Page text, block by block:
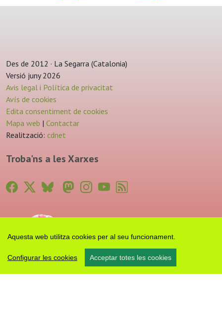
Aquesta web utilitza cookies per al seu funcionament.
Configurar les cookies Acceptar totes les cookies
Des de 2012 · La Segarra (Catalonia)
Versió juny 2026
Avis legal i Política de privacitat
Avís de cookies
Edita consentiment de cookies
Mapa web | Contactar
Realització: cdnet
Troba'ns a les Xarxes